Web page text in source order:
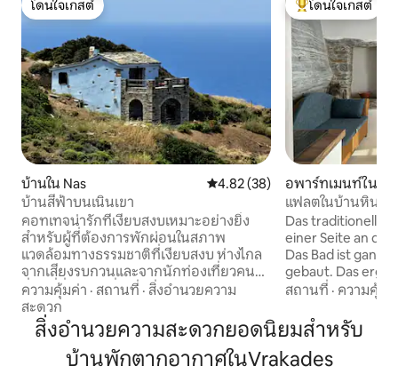
โดนใจเกสต์
โดนใจเกสต์
บ้านใน Nas คะแนนเฉลี่ย 4.82 จาก 5, 38 รีวิว
4.82 (38)
บ้านสีฟ้าบนเนินเขา
คอทเทจน่ารักที่เงียบสงบเหมาะอย่างยิ่ง
สำหรับผู้ที่ต้องการพักผ่อนในสภาพ
แวดล้อมทางธรรมชาติที่เงียบสงบ ห่างไกล
จากเสียงรบกวนและจากนักท่องเที่ยวคน
อื่นๆที่นี่เป็นจุดที่สมบูรณ์แบบในการขยาย
และเพลิดเพลินกับความเป็นส่วนตัวของคุณ
ที่พักแห่งนี้ตั้งอยู่เหนือหมู่บ้านนาสเล็กๆ
และคุณจะต้องมียานพาหนะเพื่อไปถึง
(ถนนลูกรัง 1 กม. แต่สามารถเข้าถึงได้ด้วย
ยานพาหนะทุกประเภท) นอกเหนือจาก
ความคุ้มค่า · สถานที่ · สิ่งอำนวยความ
สะดวก
โดนใจเกสต์ที่สุด
โดนใจเกสต์
อพาร์ทเมนท์ใน
แฟลตในบ้านหินแ
Das traditionelle
einer Seite an die
Das Bad ist ganz
gebaut. Das
spektakuläres
Eindruck, mitten
Terrasse hat
Aussicht auf das
Fytema und die
Wohnung ist
สถานที่ · ความคุ้ม
สิ่งอำนวยความสะดวกยอดนิยมสำหรับ
บ้านพักตากอากาศในVrakades